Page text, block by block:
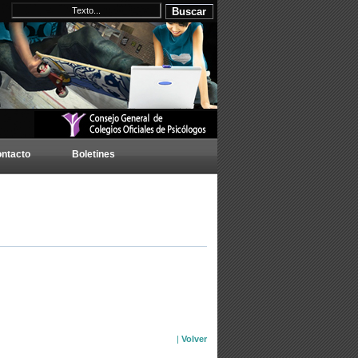
Boletines
| Volver